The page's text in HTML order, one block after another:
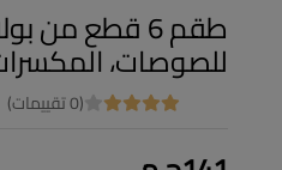
طقم 6 قطع من
للصوصات،
(0 تقييمات)